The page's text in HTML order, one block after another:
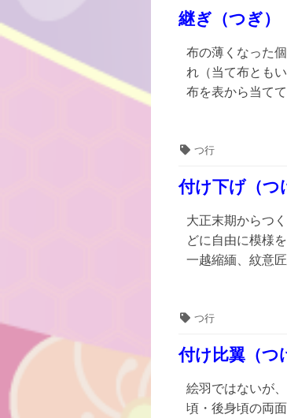
継ぎ（つぎ）
布の薄くなった
れ（当て布とも
布を表から当て
タ つ行
付け下げ（つ
大正末期からつ
どに自由に模様
一越縮緬、紋意
タ つ行
付け比翼（つ
絵羽ではないが
頃・後身頃の両